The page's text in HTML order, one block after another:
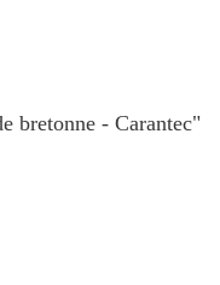
bretonne - Carantec"